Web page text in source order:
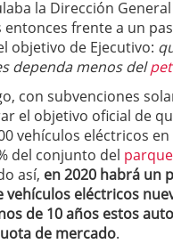
la Dirección
entonces frente a un
objetivo de Ejecutivo:
dependa menos del
con subvenciones
el objetivo oficial de
vehículos eléctricos
del conjunto del
así, en 2020 habrá un
vehículos eléctricos
de 10 años estos
de mercado.